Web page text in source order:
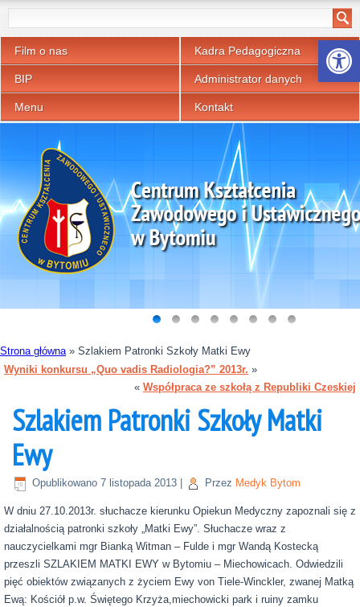
Otwórz
Film o nas Kadra Pedagogiczna
BIP Administrator danych
Menu Kontakt
Strona główna» Szlakiem Patronki Szkoły Matki Ewy
Wyniki konkursu „Quo vadis Radiologia?” 2013r. »
« Współpraca ze szkołą z Republiki Czeskiej
Szlakiem Patronki Szkoły Matki
Ewy
Opublikowano 7 listopada 2013 Przez Medyk Bytom
W dniu 27.10.2013r. słuchacze kierunku Opiekun Medyczny zapoznali się z
działalnością patronki szkoły „Matki Ewy”. Słuchacze wraz z
nauczycielkami mgr Bianką Witman – Fulde i mgr Wandą Kostecką
przeszli SZLAKIEM MATKI EWY w Bytomiu – Miechowicach. Odwiedzili
pięć obiektów związanych z życiem Ewy von Tiele-Winckler, zwanej Matką
Ewą: Kościół p.w. Świętego Krzyża,miechowicki park i ruiny zamku